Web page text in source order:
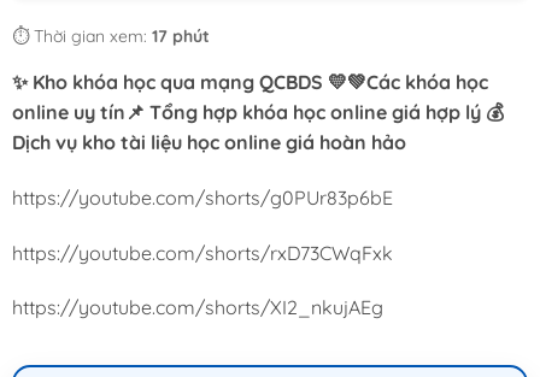
⏱️ Thời gian xem: 17 phút
✨ Kho khóa học qua mạng QCBDS 💛💚Các khóa học
online uy tín📌 Tổng hợp khóa học online giá hợp lý 💰
Dịch vụ kho tài liệu học online giá hoàn hảo
https://youtube.com/shorts/g0PUr83p6bE
https://youtube.com/shorts/rxD73CWqFxk
https://youtube.com/shorts/XI2_nkujAEg